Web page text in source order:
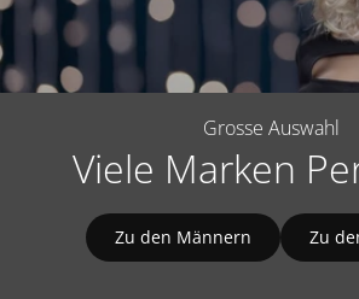
Grosse Auswahl
Viele Marken
Zu den Männern Zu